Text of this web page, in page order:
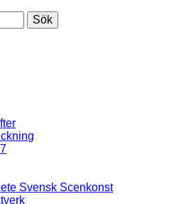
Sök
Svensk Scenkonst